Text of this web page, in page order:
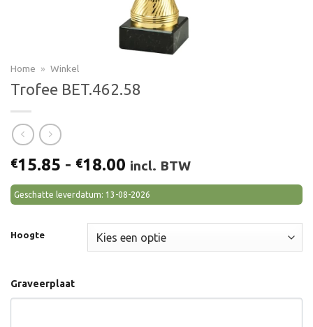
Home » Winkel
Trofee BET.462.58
€15.85 - €18.00 Prijsklasse:
€15.85
tot
incl. BTW
Geschatte leverdatum: 13-08-2026
Hoogte
Graveerplaat